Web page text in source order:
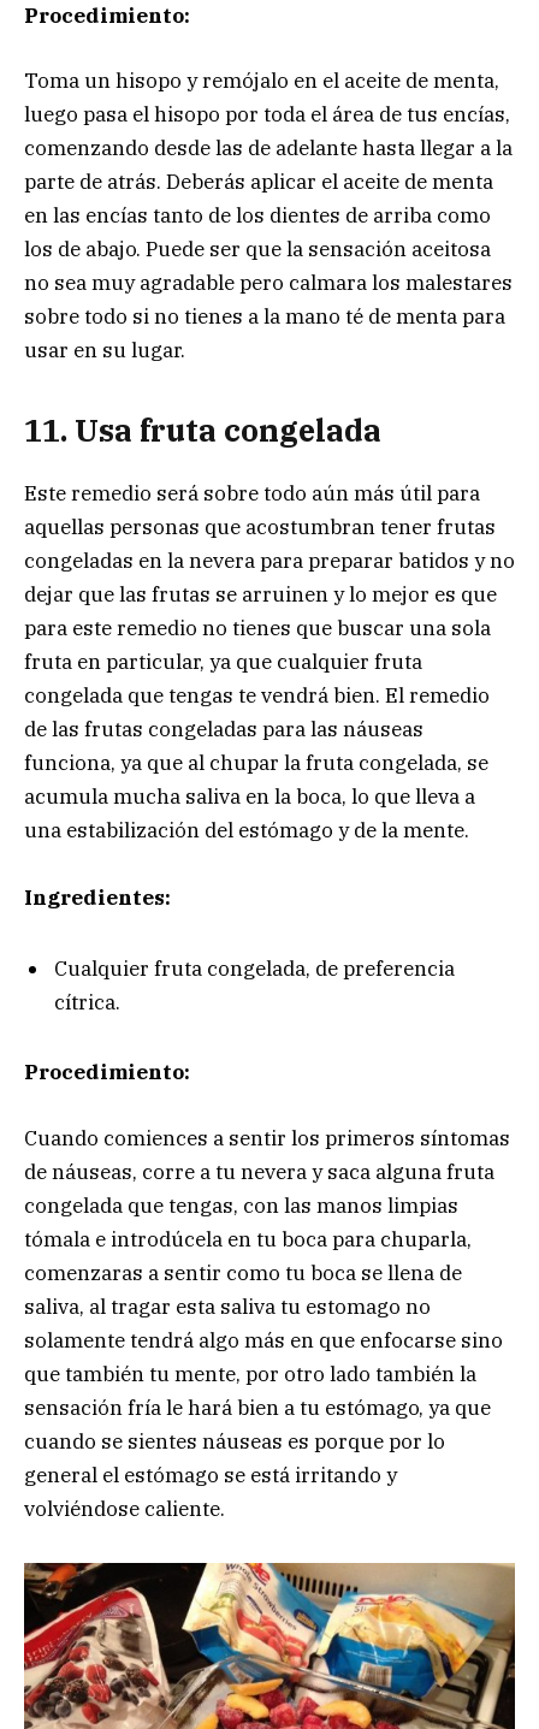
Procedimiento:
Toma un hisopo y remójalo en el aceite de menta,
luego pasa el hisopo por toda el área de tus encías,
comenzando desde las de adelante hasta llegar a la
parte de atrás. Deberás aplicar el aceite de menta
en las encías tanto de los dientes de arriba como
los de abajo. Puede ser que la sensación aceitosa
no sea muy agradable pero calmara los malestares
sobre todo si no tienes a la mano té de menta para
usar en su lugar.
11. Usa fruta congelada
Este remedio será sobre todo aún más útil para
aquellas personas que acostumbran tener frutas
congeladas en la nevera para preparar batidos y no
dejar que las frutas se arruinen y lo mejor es que
para este remedio no tienes que buscar una sola
fruta en particular, ya que cualquier fruta
congelada que tengas te vendrá bien. El remedio
de las frutas congeladas para las náuseas
funciona, ya que al chupar la fruta congelada, se
acumula mucha saliva en la boca, lo que lleva a
una estabilización del estómago y de la mente.
Ingredientes:
Cualquier fruta congelada, de preferencia
cítrica.
Procedimiento:
Cuando comiences a sentir los primeros síntomas
de náuseas, corre a tu nevera y saca alguna fruta
congelada que tengas, con las manos limpias
tómala e introdúcela en tu boca para chuparla,
comenzaras a sentir como tu boca se llena de
saliva, al tragar esta saliva tu estomago no
solamente tendrá algo más en que enfocarse sino
que también tu mente, por otro lado también la
sensación fría le hará bien a tu estómago, ya que
cuando se sientes náuseas es porque por lo
general el estómago se está irritando y
volviéndose caliente.